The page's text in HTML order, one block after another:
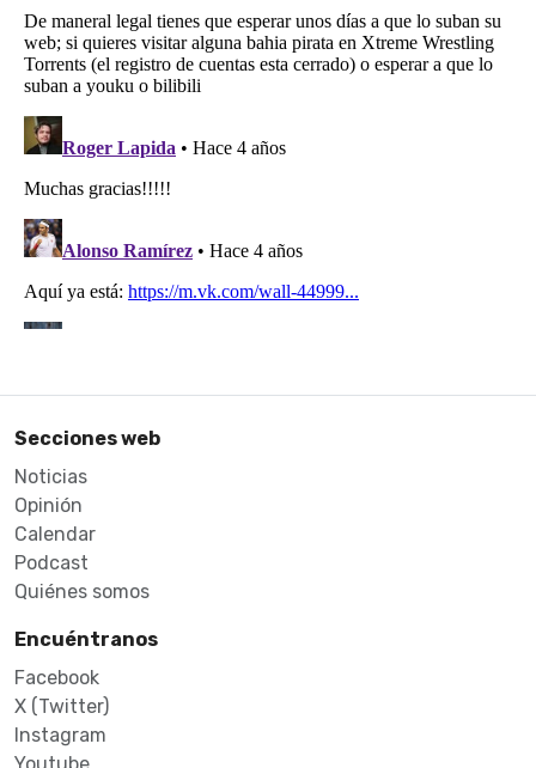
Secciones web
Noticias
Opinión
Calendar
Podcast
Quiénes somos
Encuéntranos
Facebook
X (Twitter)
Instagram